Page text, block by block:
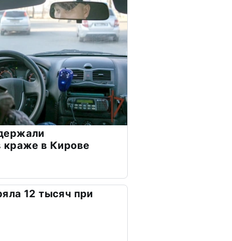
краже в Кирове
12 тысяч при